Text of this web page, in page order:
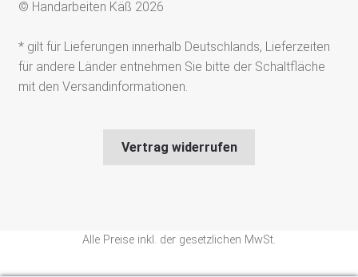
© Handarbeiten Käß 2026
* gilt für Lieferungen innerhalb Deutschlands, Lieferzeiten
für andere Länder entnehmen Sie bitte der Schaltfläche
mit den Versandinformationen.
Vertrag widerrufen
Alle Preise inkl. der gesetzlichen MwSt.